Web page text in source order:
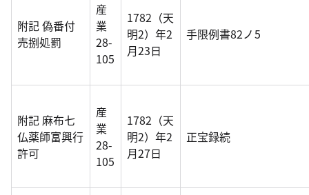
附記 偽番付
売捌処罰
産
業
28-
105
1782（天
明2）年2
月23日
手限例書82ノ5
附記 麻布七
仏薬師富興行
許可
産
業
28-
105
1782（天
明2）年2
月27日
正宝録続